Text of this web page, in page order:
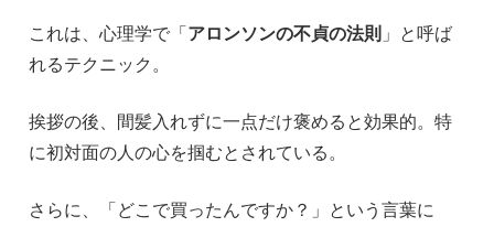
これは、心理学で「アロンソンの不貞の法則」と呼ば
れるテクニック。
挨拶の後、間髪入れずに一点だけ褒めると効果的。特
に初対面の人の心を掴むとされている。
さらに、「どこで買ったんですか？」という言葉に